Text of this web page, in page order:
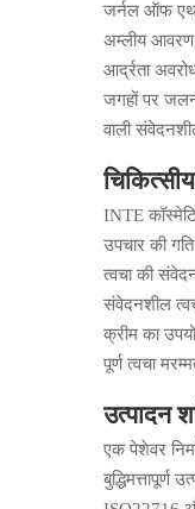
जर्नल ऑफ
अम्लीय आवरण
आर्द्रता
जगहों पर
वाली
INTE
उपचार की
त्वचा की
संवेदनशील
क्रीम का
पूर्ण त्वचा
उत्पादन
एक पेशेवर